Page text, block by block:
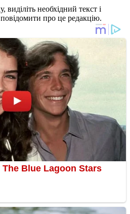
необхідний текст і
про це редакцію.